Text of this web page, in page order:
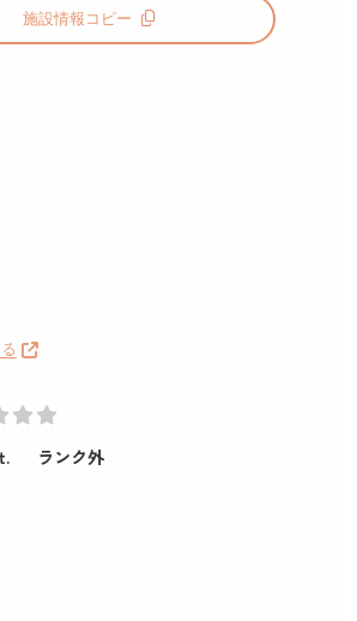
施設情報コピー
ランク外